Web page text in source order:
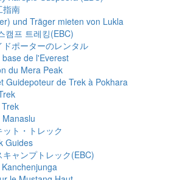
指南
und Träger mieten von Lukla
캠프 트레킹(EBC)
ドポーターのレンタル
de l'Everest
du Mera Peak
Guidepoteur de Trek à Pokhara
ト・トレック
Guides
ャンプトレック(EBC)